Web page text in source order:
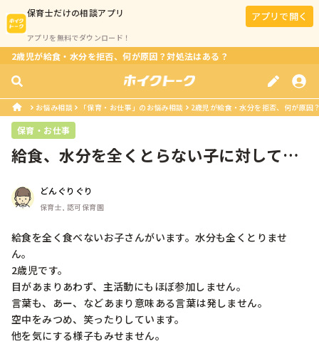
保育士だけの相談アプリ
アプリを無料でダウンロード！
アプリで開く
2歳児が給食・水分を拒否、何が原因？対処法はある？
お悩み相談 「保育・お仕事」のお悩み相談 2歳児が給食・水分を拒否、何が原因
保育・お仕事
給食、水分を全くとらない子に対してど
どんぐりぐり
保育士, 認可保育園
給食を全く食べないお子さんがいます。水分も全くとりませ
ん。
2歳児です。
目があまりあわず、主活動にもほぼ参加しません。
言葉も、あー、などあまり意味ある言葉は発しません。
空中をみつめ、笑ったりしています。
他を気にする様子もみせません。